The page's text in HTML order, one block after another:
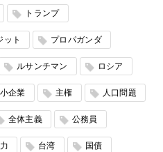
トランプ
ット プロパガンダ
ルサンチマン ロシア
企業 主権 人口問題
全体主義 公務員
台湾 国債